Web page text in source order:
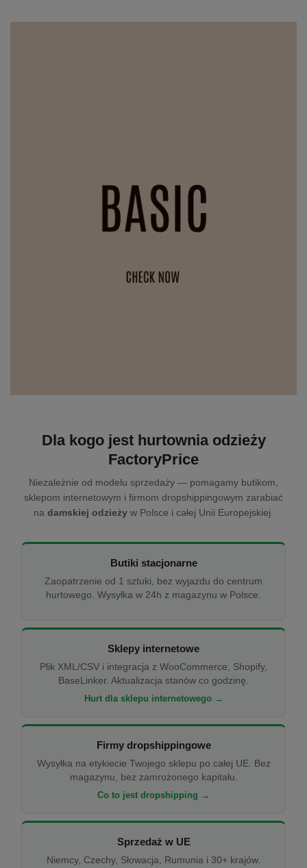
Dla kogo jest hurtownia odzieży
FactoryPrice
Niezależnie od modelu sprzedaży — pomagamy butikom,
sklepom internetowym i firmom dropshippingowym zarabiać
na damskiej odzieży w Polsce i całej Unii Europejskiej.
Butiki stacjonarne
Zaopatrzenie od 1 sztuki, bez wyjazdu do centrum
hurtowego. Wysyłka w 24h z magazynu w Polsce.
Sklepy internetowe
Plik XML/CSV i integracja z WooCommerce, Shopify,
BaseLinker. Aktualizacja stanów co godzinę.
Hurt dla sklepu internetowego →
Firmy dropshippingowe
Wysyłka na etykiecie Twojego sklepu po całej UE. Bez
magazynu, bez zamrożonego kapitału.
Co to jest dropshipping →
Sprzedaż w UE
Niemcy, Czechy, Słowacja, Rumunia i 30+ krajów.